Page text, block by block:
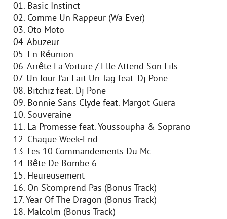
01. Basic Instinct
02. Comme Un Rappeur (Wa Ever)
03. Oto Moto
04. Abuzeur
05. En Réunion
06. Arrête La Voiture / Elle Attend Son Fils
07. Un Jour J’ai Fait Un Tag feat. Dj Pone
08. Bitchiz feat. Dj Pone
09. Bonnie Sans Clyde feat. Margot Guera
10. Souveraine
11. La Promesse feat. Youssoupha & Soprano
12. Chaque Week-End
13. Les 10 Commandements Du Mc
14. Bête De Bombe 6
15. Heureusement
16. On S’comprend Pas (Bonus Track)
17. Year Of The Dragon (Bonus Track)
18. Malcolm (Bonus Track)